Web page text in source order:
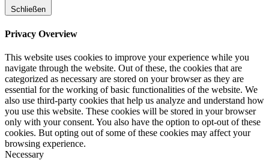
Schließen
Privacy Overview
This website uses cookies to improve your experience while you
navigate through the website. Out of these, the cookies that are
categorized as necessary are stored on your browser as they are
essential for the working of basic functionalities of the website. We
also use third-party cookies that help us analyze and understand how
you use this website. These cookies will be stored in your browser
only with your consent. You also have the option to opt-out of these
cookies. But opting out of some of these cookies may affect your
browsing experience.
Necessary